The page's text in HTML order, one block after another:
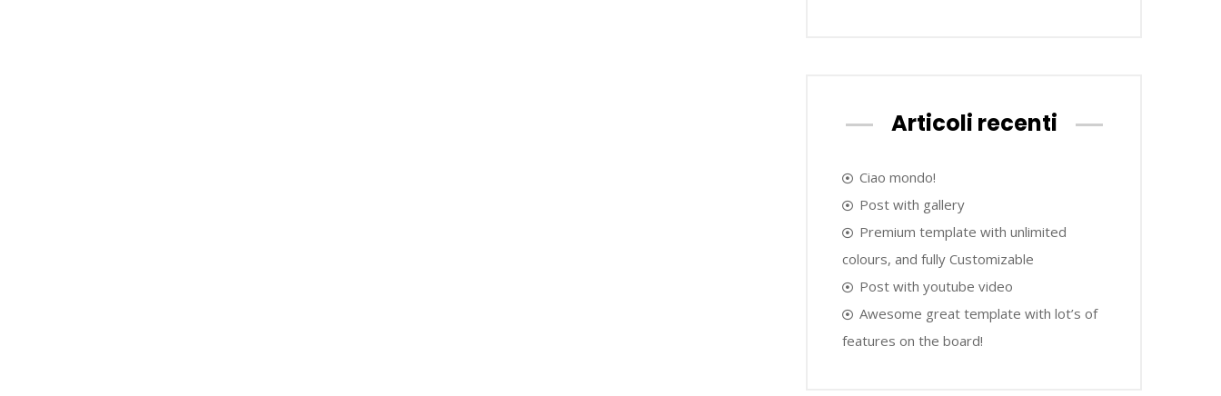
Articoli recenti
Ciao mondo!
Post with gallery
Premium template with unlimited
colours, and fully Customizable
Post with youtube video
Awesome great template with lot’s of
features on the board!